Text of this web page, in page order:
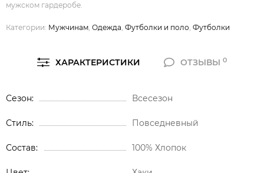
мужском гардеробе.
Категории: Мужчинам, Одежда, Футболки и поло, Футболки
ХАРАКТЕРИСТИКИ ОТЗЫВЫ0
Сезон Всесезон
Стиль Повседневный
Состав 100% Хлопок